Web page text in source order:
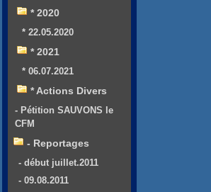
* 2020
* 22.05.2020
* 2021
* 06.07.2021
* Actions Divers
- Pétition SAUVONS le
CFM
- Reportages
- début juillet.2011
- 09.08.2011